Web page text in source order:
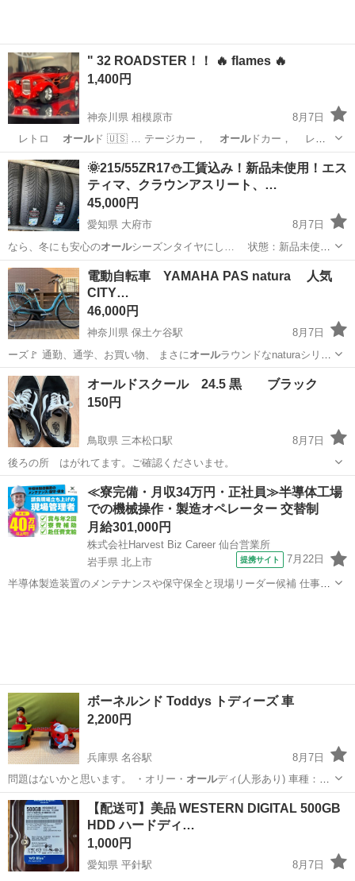
" 32 ROADSTER！！ 🔥 flames 🔥
1,400円
神奈川県 相模原市
8月7日
レトロ オール ド 🇺🇸 … テージカー， オールドカー， レ
ト… ld-timer（オール ドタイマー） …
神奈川 相模原市 Hot Wheels
🌞215/55ZR17⛄工賃込み！新品未使用！エス
ティマ、クラウンアスリート、…
45,000円
愛知県 大府市
8月7日
なら、冬にも安心のオールシーズンタイヤにし… 状態：新品未使用
オールシーズンタイヤ …
愛知 大府市 タイヤ、ホイール
電動自転車 YAMAHA PAS natura 人気
CITY…
46,000円
神奈川県 保土ケ谷駅
8月7日
ーズ🚩 通勤、通学、お買い物、 まさに オールラウンドなnaturaシリー
ズ🚲👀 …
神奈川 横浜市 保土ケ谷駅 電動アシスト自転車
オールドスクール 24.5 黒 ブラック
150円
鳥取県 三本松口駅
8月7日
後ろの所 はがれてます。ご確認くださいませ。
鳥取 米子市 三本松口駅 靴 オールドスクール
≪寮完備・月収34万円・正社員≫半導体工場
での機械操作・製造オペレーター 交替制
月給301,000円
株式会社Harvest Biz Career 仙台営業所
岩手県 北上市
提携サイト 7月22日
半導体製造装置のメンテナンスや保守保全と現場リーダー候補 仕事内
ボーネルンド Toddys トディーズ 車
2,200円
兵庫県 名谷駅
8月7日
問題はないかと思います。 ・オリー・ オールディ(人形あり) 車種：ク
ラシックカー…
兵庫 神戸市 名谷駅 ベビー用品
【配送可】美品 WESTERN DIGITAL 500GB
HDD ハードディ…
1,000円
愛知県 平針駅
8月7日